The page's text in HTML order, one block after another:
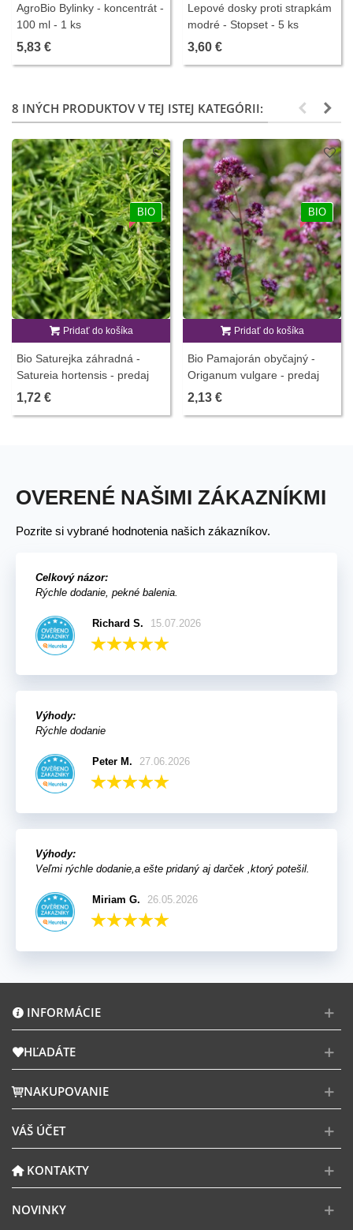
AgroBio Bylinky - koncentrát -
100 ml - 1 ks
5,83 €
Lepové dosky proti strapkám
modré - Stopset - 5 ks
3,60 €
8 INÝCH PRODUKTOV V TEJ ISTEJ KATEGÓRII:
BIO
Pridať do košíka
Bio Saturejka záhradná -
Satureia hortensis - predaj
bio semien - 600 ks
1,72 €
BIO
Pridať do košíka
Bio Pamajorán obyčajný -
Origanum vulgare - predaj
bio semien - 700 ks
2,13 €
OVERENÉ NAŠIMI ZÁKAZNÍKMI
Pozrite si vybrané hodnotenia našich zákazníkov.
Celkový názor:
Rýchle dodanie, pekné balenia.
Richard S. 15.07.2026
Výhody:
Rýchle dodanie
Peter M. 27.06.2026
Výhody:
Veľmi rýchle dodanie,a ešte pridaný aj darček ,ktorý potešil.
Miriam G. 26.05.2026
INFORMÁCIE
HĽADÁTE
NAKUPOVANIE
VÁŠ ÚČET
KONTAKTY
NOVINKY